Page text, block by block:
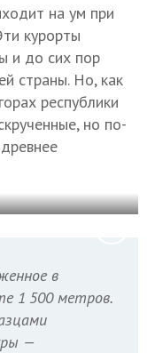
на ум при
курорты
и до сих пор
страны. Но, как
республики
но по-
в
1 500 метров.
—